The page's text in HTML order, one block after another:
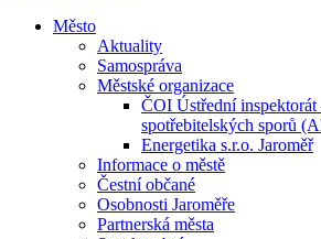
Město
Aktuality
Samospráva
Městské organizace
ČOI Ústřední
spotřebitelských sporů
Energetika s.r.o. Jaroměř
Informace o městě
Čestní občané
Osobnosti Jaroměře
Partnerská města